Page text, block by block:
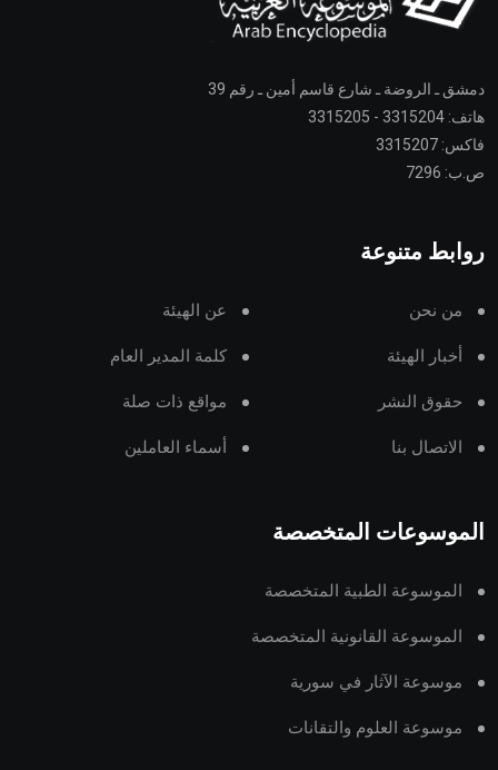
دمشق ـ الروضة ـ شارع قاسم أمين ـ رقم 39
هاتف: 3315204 - 3315205
فاكس: 3315207
ص.ب: 7296
روابط متنوعة
من نحن عن الهيئة
أخبار الهيئة كلمة المدير العام
حقوق النشر مواقع ذات صلة
الاتصال بنا أسماء العاملين
الموسوعات المتخصصة
الموسوعة الطبية المتخصصة
الموسوعة القانونية المتخصصة
موسوعة الآثار في سورية
موسوعة العلوم والتقانات